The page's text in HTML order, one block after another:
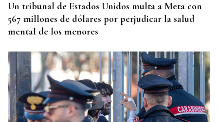
Un tribunal de Estados Unidos multa a Meta con
567 millones de dólares por perjudicar la salud
mental de los menores